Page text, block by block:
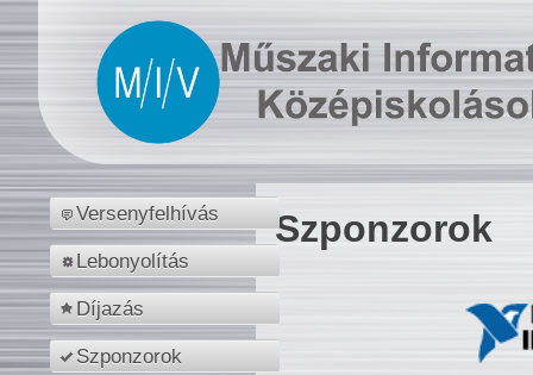
Versenyfelhívás
Lebonyolítás
Díjazás
Szponzorok
Szponzorok